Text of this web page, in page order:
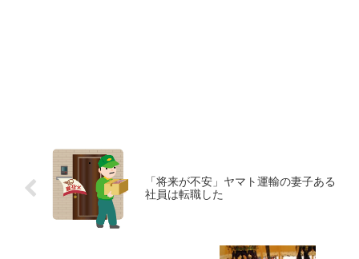
「将来が不安」ヤマト運輸の妻子ある
社員は転職した